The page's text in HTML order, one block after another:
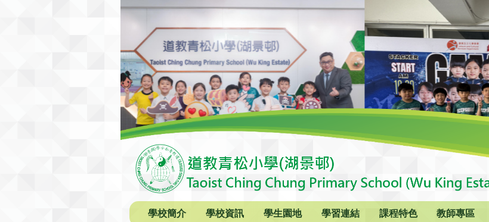
學校簡介 學校資訊 學生園地 學習連結 課程特色 教師專區